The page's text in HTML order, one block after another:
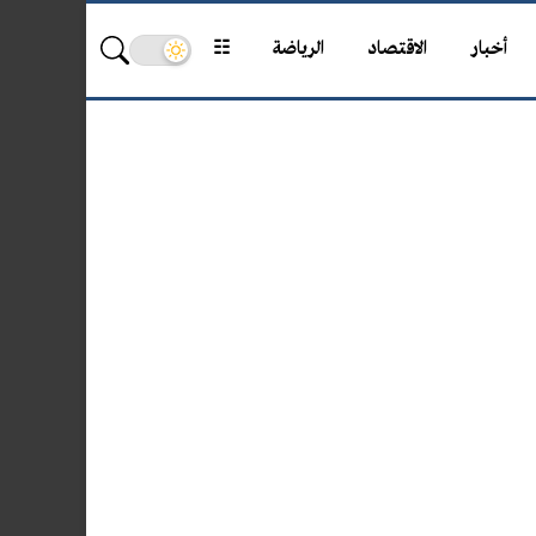
أخبار الاقتصاد الرياضة ☷